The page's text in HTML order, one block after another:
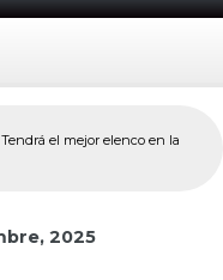
el mejor elenco en la
2025